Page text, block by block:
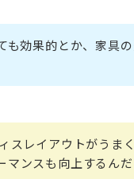
効果的とか、家具の
スレイアウトがうま
ンスも向上するんだ